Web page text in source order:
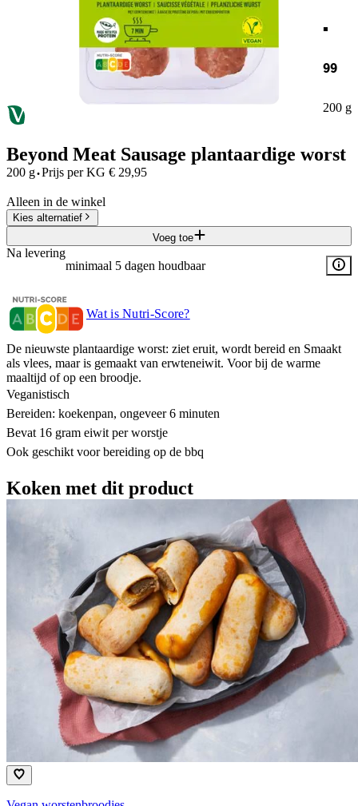
.
99
200 g
Beyond Meat Sausage plantaardige worst
200 g·Prijs per KG € 29,95
Alleen in de winkel
Kies alternatief
Voeg toe
Na levering
minimaal 5 dagen houdbaar
Wat is Nutri-Score?
De nieuwste plantaardige worst: ziet eruit, wordt bereid en Smaakt
als vlees, maar is gemaakt van erwteneiwit. Voor bij de warme
maaltijd of op een broodje.
Veganistisch
Bereiden: koekenpan, ongeveer 6 minuten
Bevat 16 gram eiwit per worstje
Ook geschikt voor bereiding op de bbq
Koken met dit product